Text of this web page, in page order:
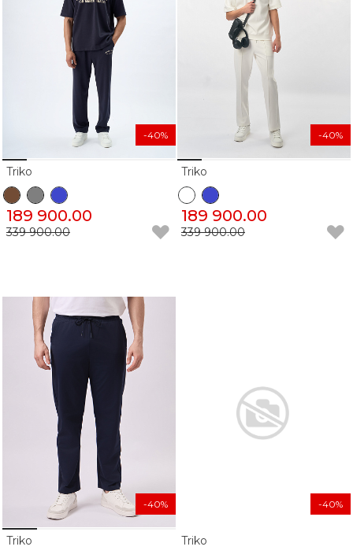
Triko
189 900.00
339 900.00
-40%
Triko
189 900.00
339 900.00
-40%
Triko
-40%
Triko
-40%